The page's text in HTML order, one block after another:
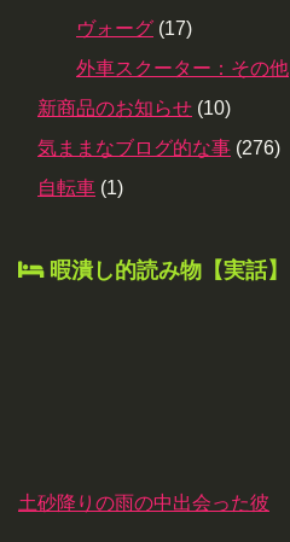
ヴォーグ (17)
外車スクーター：その他
新商品のお知らせ (10)
気ままなブログ的な事 (276)
自転車 (1)
暇潰し的読み物【実話】
土砂降りの雨の中出会った彼